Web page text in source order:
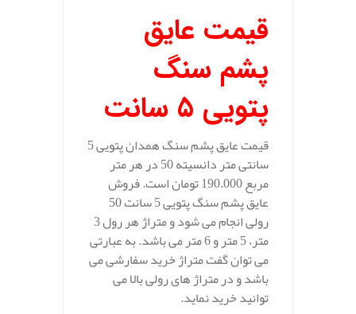
قیمت عایق
پشم سنگ
پتویی 5 سانت
قیمت عایق پشم سنگ همدان پتویی 5
سانتی متر دانسیته 50 در هر متر
مربع 190.000 تومان است. فروش
عایق پشم سنگ پتویی 5 سانت 50
رولی انجام می شود و متراژ هر رول 3
متر، 5 متر و 6 متر می باشد. به عبارتی
می توان گفت متراژ خرید سفارشی می
باشد و در متراژ های رولی بالا می
توانید خرید نماید.